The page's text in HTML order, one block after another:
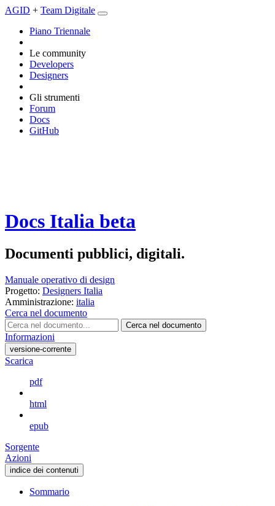
AGID + Team Digitale
Piano Triennale
Le community
Developers
Designers
Gli strumenti
Forum
Docs
GitHub
Docs Italia beta
Documenti pubblici, digitali.
Manuale operativo di design
Progetto: Designers Italia
Amministrazione: italia
Cerca nel documento
Cerca nel documento
Informazioni
versione-corrente
Scarica
pdf
html
epub
Sorgente
Azioni
indice dei contenuti
Sommario